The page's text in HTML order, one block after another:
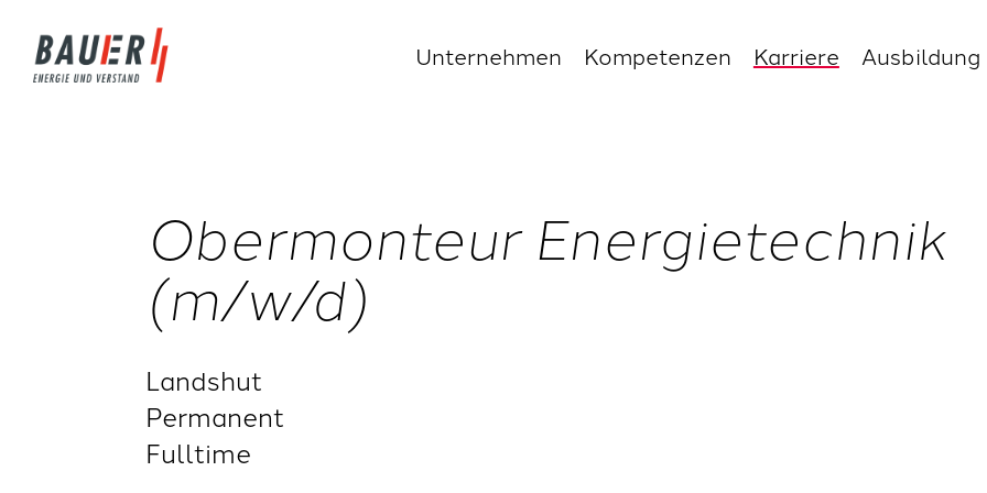
Unternehmen Kompetenzen Karriere Ausbildung
Obermonteur Energietechnik
(m/w/d)
Landshut
Permanent
Fulltime